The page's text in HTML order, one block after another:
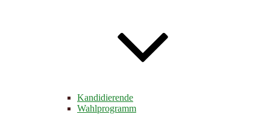
Kandidierende
Wahlprogramm